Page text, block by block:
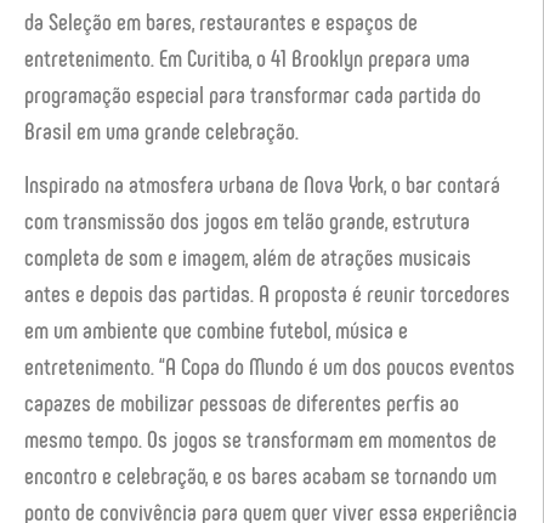
da Seleção em bares, restaurantes e espaços de
entretenimento. Em Curitiba, o 41 Brooklyn prepara uma
programação especial para transformar cada partida do
Brasil em uma grande celebração.
Inspirado na atmosfera urbana de Nova York, o bar contará
com transmissão dos jogos em telão grande, estrutura
completa de som e imagem, além de atrações musicais
antes e depois das partidas. A proposta é reunir torcedores
em um ambiente que combine futebol, música e
entretenimento. “A Copa do Mundo é um dos poucos eventos
capazes de mobilizar pessoas de diferentes perfis ao
mesmo tempo. Os jogos se transformam em momentos de
encontro e celebração, e os bares acabam se tornando um
ponto de convivência para quem quer viver essa experiência